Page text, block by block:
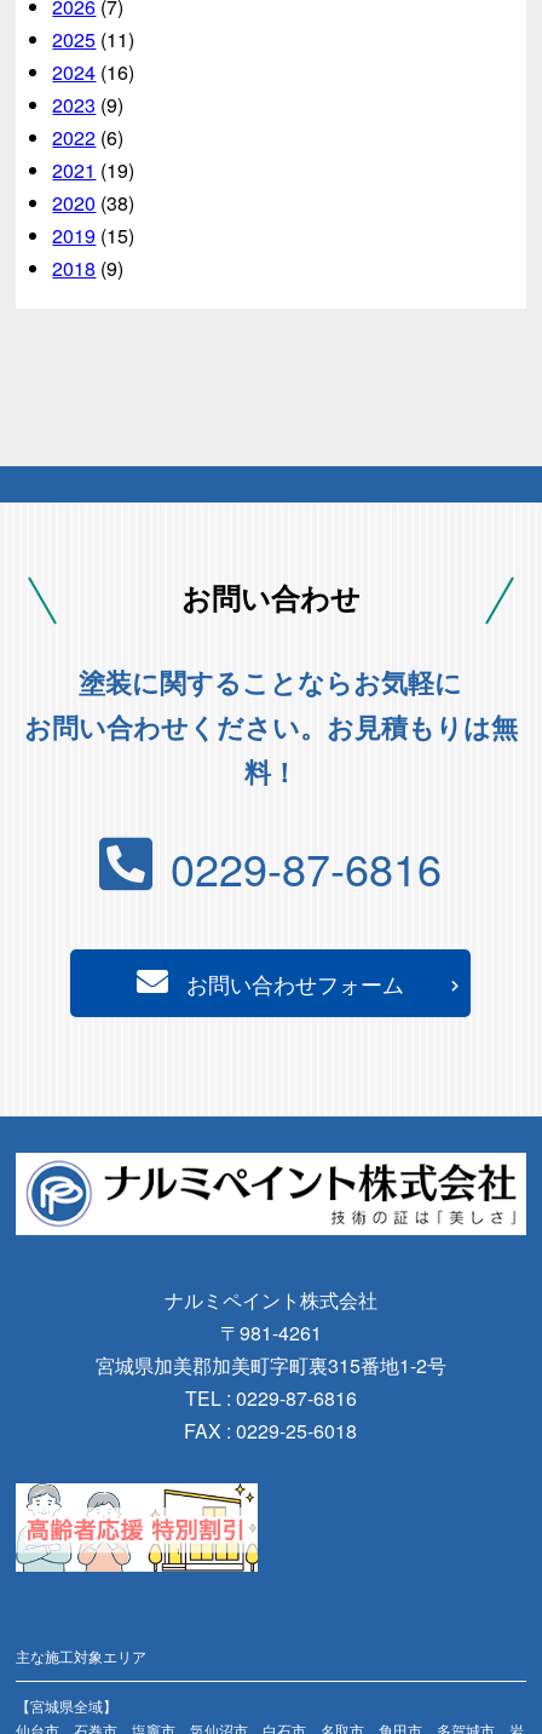
2026 (7)
2025 (11)
2024 (16)
2023 (9)
2022 (6)
2021 (19)
2020 (38)
2019 (15)
2018 (9)
お問い合わせ
塗装に関することならお気軽に
お問い合わせください。お見積もりは無
料！
0229-87-6816
お問い合わせフォーム
ナルミペイント株式会社
〒981-4261
宮城県加美郡加美町字町裏315番地1-2号
TEL : 0229-87-6816
FAX : 0229-25-6018
主な施工対象エリア
【宮城県全域】
仙台市、石巻市、塩竈市、気仙沼市、白石市、名取市、角田市、多賀城市、岩